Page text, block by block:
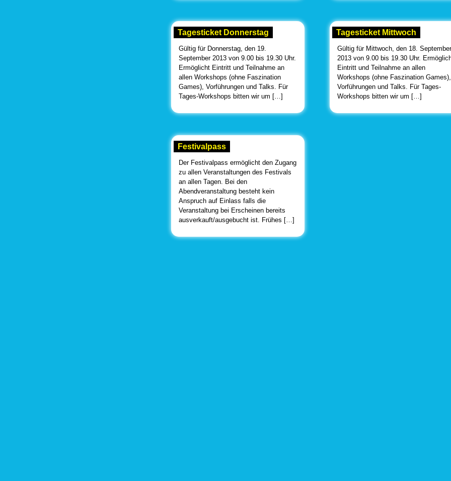
Tagesticket Donnerstag
Gültig für Donnerstag, den 19.
September 2013 von 9.00 bis 19.30 Uhr.
Ermöglicht Eintritt und Teilnahme an
allen Workshops (ohne Faszination
Games), Vorführungen und Talks. Für
Tages-Workshops bitten wir um […]
Tagesticket Mittwoch
Gültig für Mittwoch, den 18. September
2013 von 9.00 bis 19.30 Uhr.
Eintritt und Teilnahme an allen
Workshops (ohne Faszination Games),
Vorführungen und Talks. Für Tages-
Workshops bitten wir um […]
Festivalpass
Der Festivalpass ermöglicht den Zugang
zu allen Veranstaltungen des Festivals
an allen Tagen. Bei den
Abendveranstaltung besteht kein
Anspruch auf Einlass falls die
Veranstaltung bei Erscheinen bereits
ausverkauft/ausgebucht ist. Frühes […]